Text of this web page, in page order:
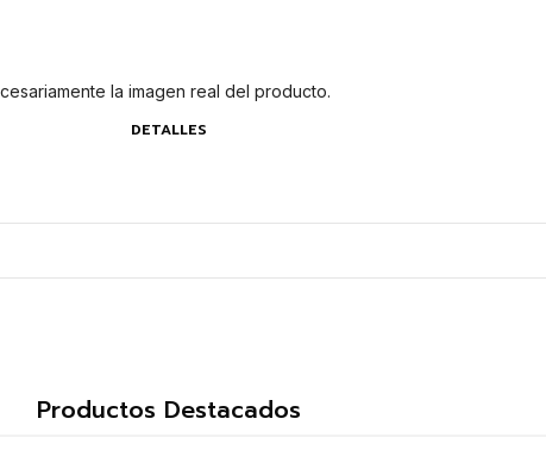
la imagen real del producto.
DETALLES
Productos Destacados